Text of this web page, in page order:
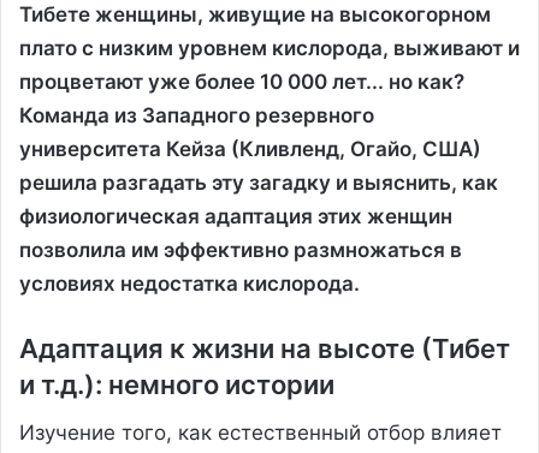
Тибете женщины, живущие на высокогорном
плато с низким уровнем кислорода, выживают и
процветают уже более 10 000 лет... но как?
Команда из Западного резервного
университета Кейза (Кливленд, Огайо, США)
решила разгадать эту загадку и выяснить, как
физиологическая адаптация этих женщин
позволила им эффективно размножаться в
условиях недостатка кислорода.
Адаптация к жизни на высоте (Тибет
и т.д.): немного истории
Изучение того, как естественный отбор влияет